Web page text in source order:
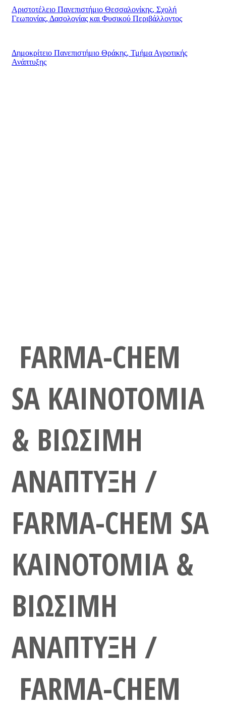
FARMA-CHEM
SA ΚΑΙΝΟΤΟΜΙΑ
& ΒΙΩΣΙΜΗ
ΑΝΑΠΤΥΞΗ /
FARMA-CHEM SA
ΚΑΙΝΟΤΟΜΙΑ &
ΒΙΩΣΙΜΗ
ΑΝΑΠΤΥΞΗ /
FARMA-CHEM
Αριστοτέλειο Πανεπιστήμιο Θεσσαλονίκης, Σχολή
Γεωπονίας, Δασολογίας και Φυσικού Περιβάλλοντος
Δημοκρίτειο Πανεπιστήμιο Θράκης, Τμήμα Αγροτικής
Ανάπτυξης